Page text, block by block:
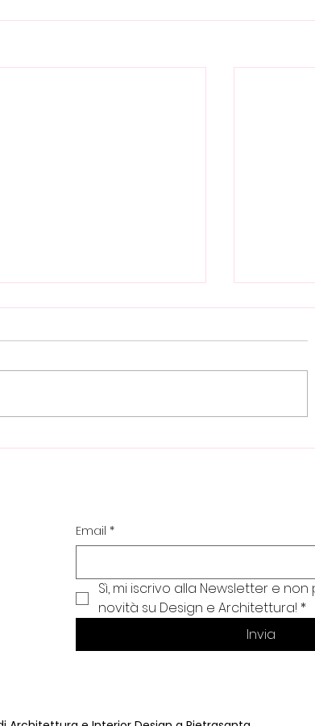
Email *
Sì, mi iscrivo alla Newsletter e
novità su Design e Architettura! *
Invia